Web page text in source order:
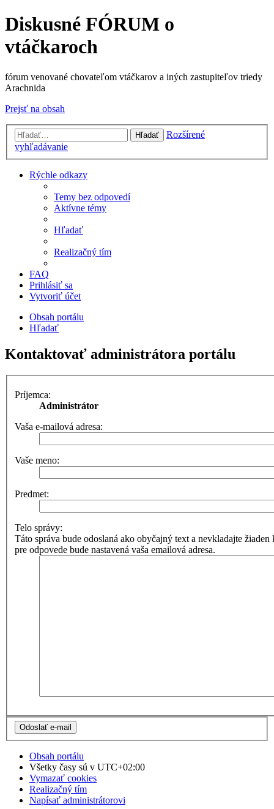
Diskusné FÓRUM o
vtáčkaroch
fórum venované chovateľom vtáčkarov a iných zastupiteľov triedy
Arachnida
Prejsť na obsah
Hľadať
Rozšírené
vyhľadávanie
Rýchle odkazy
Temy bez odpovedí
Aktívne témy
Hľadať
Realizačný tím
FAQ
Prihlásiť sa
Vytvoriť účet
Obsah portálu
Hľadať
Kontaktovať administrátora portálu
Príjemca:
Administrátor
Vaša e-mailová adresa:
Vaše meno:
Predmet:
Telo správy:
Táto správa bude odoslaná ako obyčajný text a nevkladajte
pre odpovede bude nastavená vaša emailová adresa.
Obsah portálu
Všetky časy sú v UTC+02:00
Vymazať cookies
Realizačný tím
Napísať administrátorovi